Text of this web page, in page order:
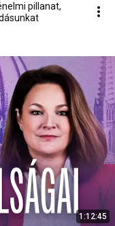
pillanat,
1:12:45